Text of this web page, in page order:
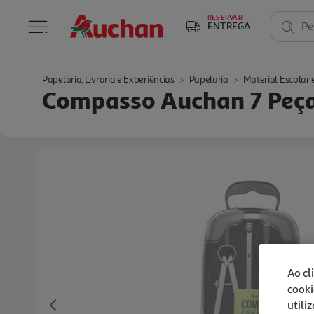
RESERVAR
ENTREGA
Papelaria, Livraria e Experiências Papelaria Material Escolar
Compasso Auchan 7
Ao